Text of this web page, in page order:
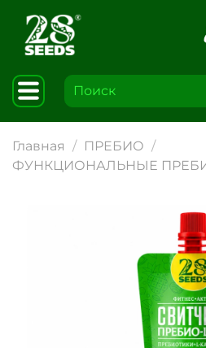
Главная
ПРЕБИО
ФУНКЦИОНАЛЬНЫЕ